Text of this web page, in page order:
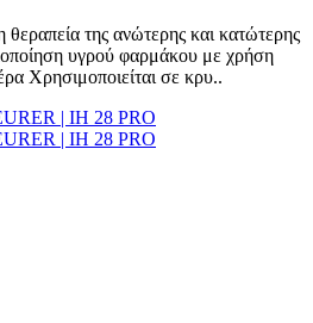
της ανώτερης και κατώτερης
υγρού φαρμάκου με χρήση
Χρησιμοποιείται σε κρυ..